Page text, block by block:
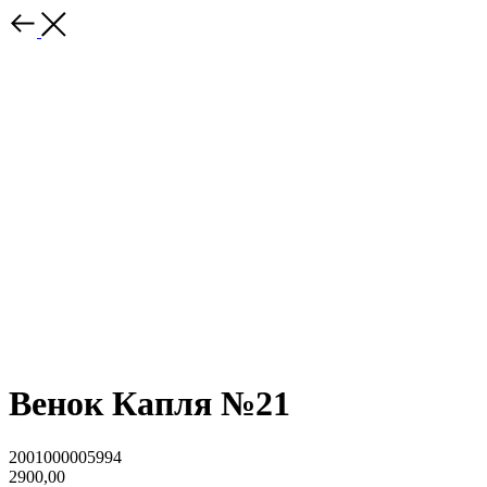
Венок Капля №21
2001000005994
2900,00